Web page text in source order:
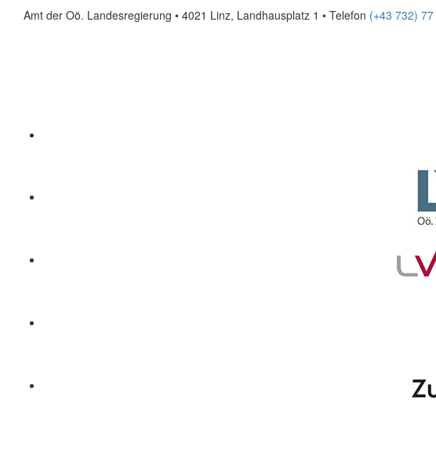
Amt der Oö. Landesregierung • 4021 Linz, Landhausplatz 1 • Telefon (+43 732)